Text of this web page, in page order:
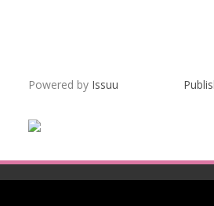
Powered by Issuu